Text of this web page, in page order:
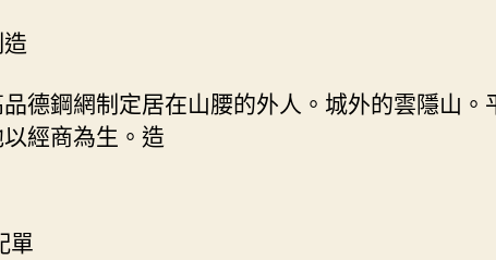
德鋼網制定居在山腰的外人。城外的雲隱山。
經商為生。造
單